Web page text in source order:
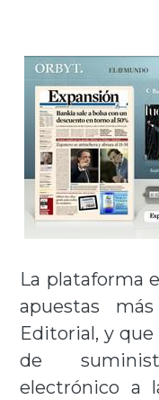
La plataforma
apuestas
Editorial, y
de
electrónico a